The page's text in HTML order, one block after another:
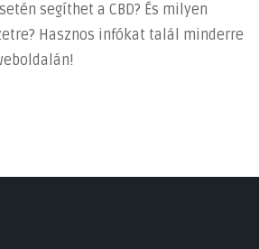
segíthet a CBD? És milyen
Hasznos infókat talál minderre